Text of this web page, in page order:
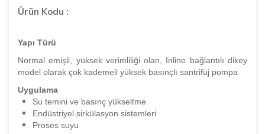
Ürün Kodu :
Yapı Türü
Normal emişli, yüksek verimliliği olan, Inline bağlantılı dikey
model olarak çok kademeli yüksek basınçlı santrifüj pompa
Uygulama
Su temini ve basınç yükseltme
Endüstriyel sirkülasyon sistemleri
Proses suyu